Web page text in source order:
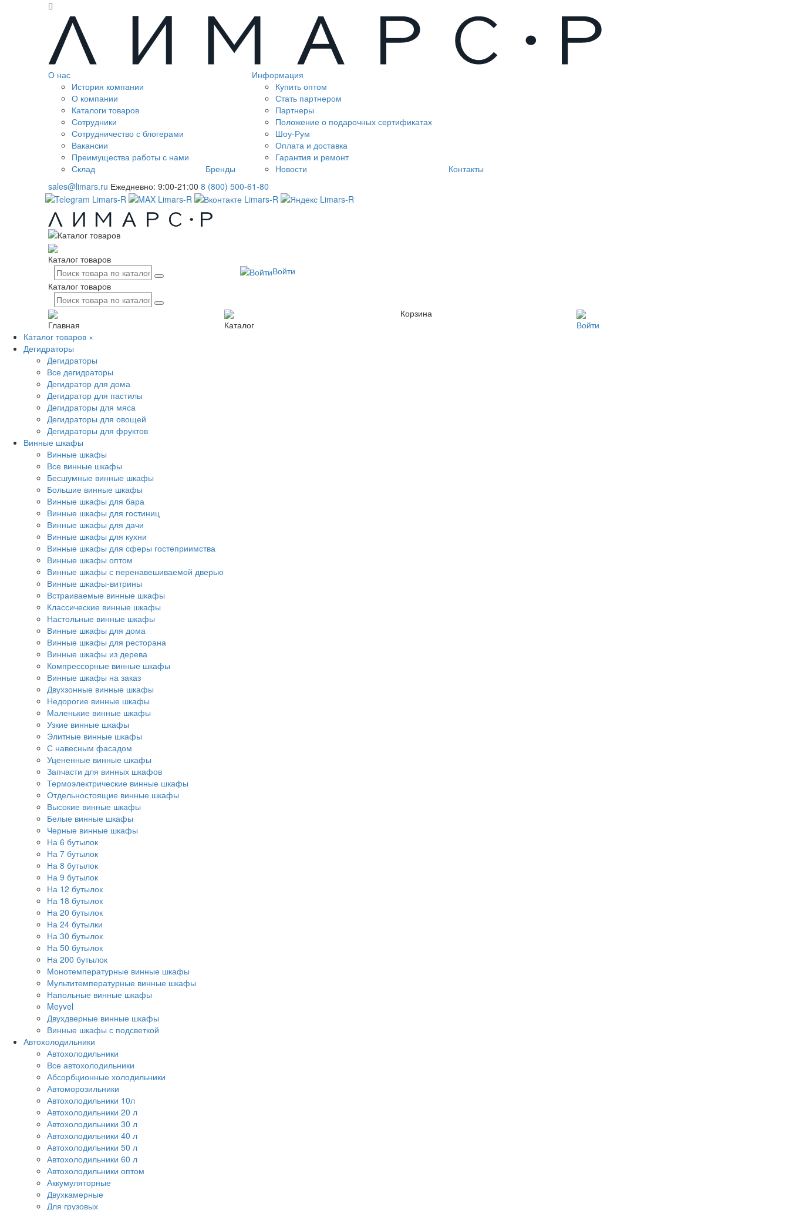
О нас
История компании
О компании
Каталоги товаров
Сотрудники
Сотрудничество с блогерами
Вакансии
Преимущества работы с нами
Склад
Бренды
Информация
Купить оптом
Стать партнером
Партнеры
Положение о подарочных сертификатах
Шоу-Рум
Оплата и доставка
Гарантия и ремонт
Новости
Контакты
sales@limars.ru Ежедневно: 9:00-21:00 8 (800) 500-61-80
Каталог товаров
Войти
Каталог товаров
Главная Каталог
Корзина
Войти
Каталог товаров ×
Дегидраторы
Дегидраторы
Все дегидраторы
Дегидратор для дома
Дегидратор для пастилы
Дегидраторы для мяса
Дегидраторы для овощей
Дегидраторы для фруктов
Винные шкафы
Винные шкафы
Все винные шкафы
Бесшумные винные шкафы
Большие винные шкафы
Винные шкафы для бара
Винные шкафы для гостиниц
Винные шкафы для дачи
Винные шкафы для кухни
Винные шкафы для сферы гостеприимства
Винные шкафы оптом
Винные шкафы с перенавешиваемой дверью
Винные шкафы-витрины
Встраиваемые винные шкафы
Классические винные шкафы
Настольные винные шкафы
Винные шкафы для дома
Винные шкафы для ресторана
Винные шкафы из дерева
Компрессорные винные шкафы
Винные шкафы на заказ
Двухзонные винные шкафы
Недорогие винные шкафы
Маленькие винные шкафы
Узкие винные шкафы
Элитные винные шкафы
С навесным фасадом
Уцененные винные шкафы
Запчасти для винных шкафов
Термоэлектрические винные шкафы
Отдельностоящие винные шкафы
Высокие винные шкафы
Белые винные шкафы
Черные винные шкафы
На 6 бутылок
На 7 бутылок
На 8 бутылок
На 9 бутылок
На 12 бутылок
На 18 бутылок
На 20 бутылок
На 24 бутылки
На 30 бутылок
На 50 бутылок
На 200 бутылок
Монотемпературные винные шкафы
Мультитемпературные винные шкафы
Напольные винные шкафы
Meyvel
Двухдверные винные шкафы
Винные шкафы с подсветкой
Автохолодильники
Автохолодильники
Все автохолодильники
Абсорбционные холодильники
Автоморозильники
Автохолодильники 10л
Автохолодильники 20 л
Автохолодильники 30 л
Автохолодильники 40 л
Автохолодильники 50 л
Автохолодильники 60 л
Автохолодильники оптом
Аккумуляторные
Двухкамерные
Для грузовых